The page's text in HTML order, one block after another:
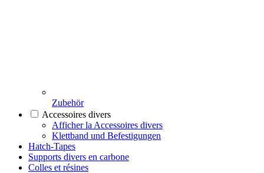
Zubehör
Accessoires divers
Afficher la Accessoires divers
Klettband und Befestigungen
Hatch-Tapes
Supports divers en carbone
Colles et résines